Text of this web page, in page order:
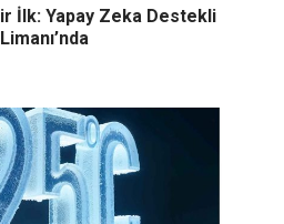
İlk: Yapay Zeka Destekli